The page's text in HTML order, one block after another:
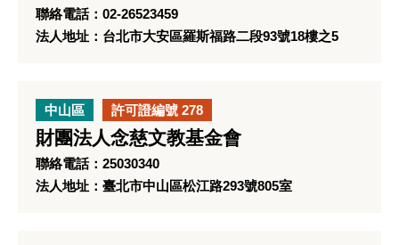
聯絡電話：02-26523459
法人地址：台北市大安區羅斯福路二段93號18樓之5
中山區 許可證編號 278
財團法人念慈文教基金會
聯絡電話：25030340
法人地址：臺北市中山區松江路293號805室